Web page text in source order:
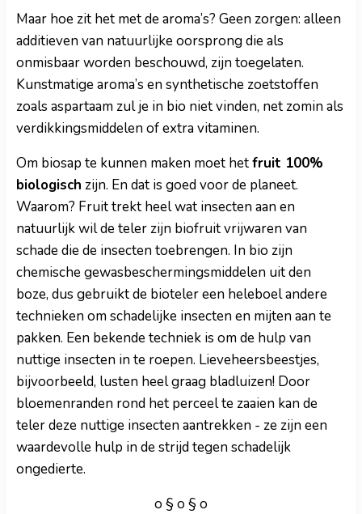
Maar hoe zit het met de aroma’s? Geen zorgen: alleen
additieven van natuurlijke oorsprong die als
onmisbaar worden beschouwd, zijn toegelaten.
Kunstmatige aroma’s en synthetische zoetstoffen
zoals aspartaam zul je in bio niet vinden, net zomin als
verdikkingsmiddelen of extra vitaminen.
Om biosap te kunnen maken moet hetfruit 100%
biologisch zijn. En dat is goed voor de planeet.
Waarom? Fruit trekt heel wat insecten aan en
natuurlijk wil de teler zijn biofruit vrijwaren van
schade die de insecten toebrengen. In bio zijn
chemische gewasbeschermingsmiddelen uit den
boze, dus gebruikt de bioteler een heleboel andere
technieken om schadelijke insecten en mijten aan te
pakken. Een bekende techniek is om de hulp van
nuttige insecten in te roepen. Lieveheersbeestjes,
bijvoorbeeld, lusten heel graag bladluizen! Door
bloemenranden rond het perceel te zaaien kan de
teler deze nuttige insecten aantrekken - ze zijn een
waardevolle hulp in de strijd tegen schadelijk
ongedierte.
o § o § o